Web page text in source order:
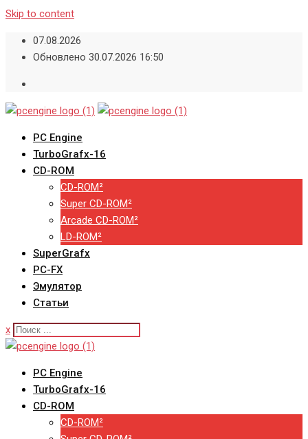
Skip to content
07.08.2026
Обновлено 30.07.2026 16:50
PC Engine
TurboGrafx-16
CD-ROM
CD-ROM²
Super CD-ROM²
Arcade CD-ROM²
LD-ROM²
SuperGrafx
PC-FX
Эмулятор
Статьи
x
PC Engine
TurboGrafx-16
CD-ROM
CD-ROM²